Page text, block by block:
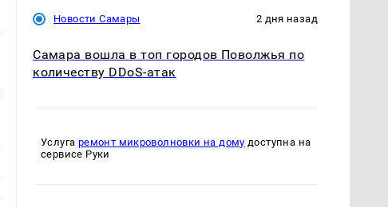
Новости Самары 2 дня назад
Самара вошла в топ городов Поволжья по
количеству DDoS-атак
Услуга ремонт микроволновки на дому доступна на
сервисе Руки